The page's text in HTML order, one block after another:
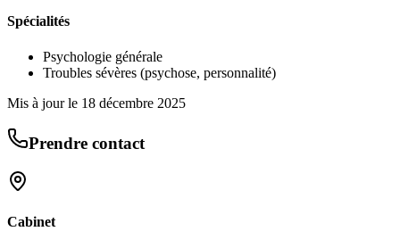
Spécialités
Psychologie générale
Troubles sévères (psychose, personnalité)
Mis à jour le 18 décembre 2025
Prendre contact
Cabinet